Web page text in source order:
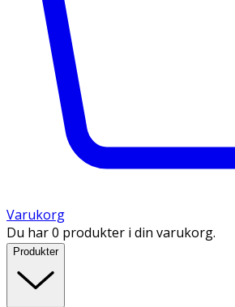
Varukorg
Du har 0 produkter i din varukorg.
Produkter